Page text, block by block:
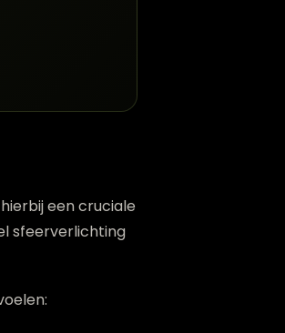
een cruciale
sfeerverlichting